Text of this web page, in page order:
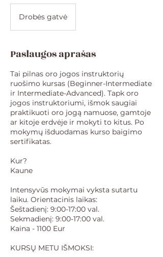
Drobės gatvė
Paslaugos aprašas
Tai pilnas oro jogos instruktorių
ruošimo kursas (Beginner-Intermediate
ir Intermediate-Advanced). Tapk oro
jogos instruktoriumi, išmok saugiai
praktikuoti oro jogą namuose, gamtoje
ar kitoje erdvėje ir mokyti to kitus. Po
mokymų išduodamas kurso baigimo
sertifikatas.
Kur?
Kaune
Intensyvūs mokymai vyksta sutartu
laiku. Orientacinis laikas:
Šeštadienį: 9:00-17:00 val.
Sekmadienį: 9:00-17:00 val.
Kaina - 1100 Eur
KURSŲ METU IŠMOKSI: